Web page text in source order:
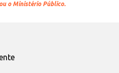
o Ministério Público.